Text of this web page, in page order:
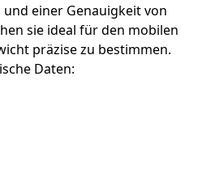
einer Genauigkeit von
sie ideal für den mobilen
präzise zu bestimmen.
Daten: